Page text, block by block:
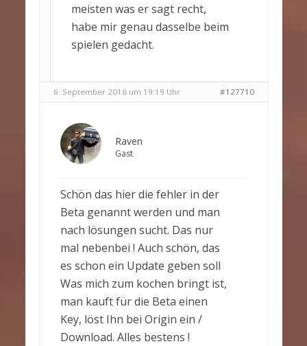
meisten was er sagt recht,
habe mir genau dasselbe beim
spielen gedacht.
6. September 2018 um 19:19 Uhr #127710
Raven
Gast
Schön das hier die fehler in der
Beta genannt werden und man
nach lösungen sucht. Das nur
mal nebenbei ! Auch schön, das
es schon ein Update geben soll
Was mich zum kochen bringt ist,
man kauft für die Beta einen
Key, löst Ihn bei Origin ein /
Download. Alles bestens !